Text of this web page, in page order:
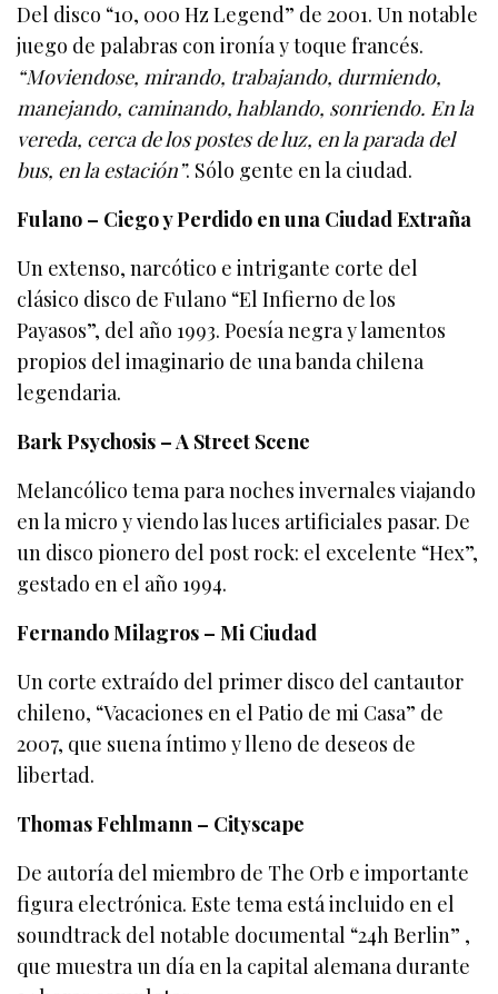
Del disco “10, 000 Hz Legend” de 2001. Un notable
juego de palabras con ironía y toque francés.
“Moviendose, mirando, trabajando, durmiendo,
manejando, caminando, hablando, sonriendo. En la
vereda, cerca de los postes de luz, en la parada del
bus, en la estación”. Sólo gente en la ciudad.
Fulano – Ciego y Perdido en una Ciudad Extraña
Un extenso, narcótico e intrigante corte del
clásico disco de Fulano “El Infierno de los
Payasos”, del año 1993. Poesía negra y lamentos
propios del imaginario de una banda chilena
legendaria.
Bark Psychosis – A Street Scene
Melancólico tema para noches invernales viajando
en la micro y viendo las luces artificiales pasar. De
un disco pionero del post rock: el excelente “Hex”,
gestado en el año 1994.
Fernando Milagros – Mi Ciudad
Un corte extraído del primer disco del cantautor
chileno, “Vacaciones en el Patio de mi Casa” de
2007, que suena íntimo y lleno de deseos de
libertad.
Thomas Fehlmann – Cityscape
De autoría del miembro de The Orb e importante
figura electrónica. Este tema está incluido en el
soundtrack del notable documental “24h Berlin” ,
que muestra un día en la capital alemana durante